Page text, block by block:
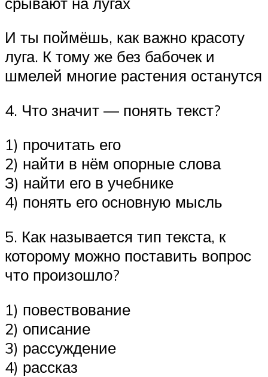
И ты поймёшь, как важно красоту
луга. К тому же без бабочек и
шмелей многие растения останутся
4. Что значит — понять текст?
1) прочитать его
2) найти в нём опорные слова
З) найти его в учебнике
4) понять его основную мысль
5. Как называется тип текста, к
которому можно поставить вопрос
что произошло?
1) повествование
2) описание
3) рассуждение
4) рассказ